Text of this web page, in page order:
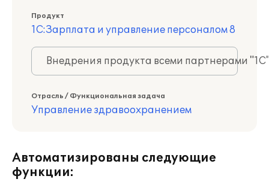
Продукт
1С:Зарплата и управление персоналом 8
Внедрения продукта всеми партнерами
Отрасль / Функциональная задача
Управление здравоохранением
Автоматизированы следующие
функции: